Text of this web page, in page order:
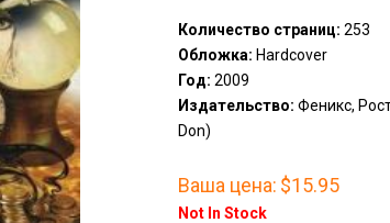
Количество страниц: 253
Обложка: Hardcover
Год: 2009
Издательство: Феникс,
Don)
Ваша цена: $15.95
Not In Stock